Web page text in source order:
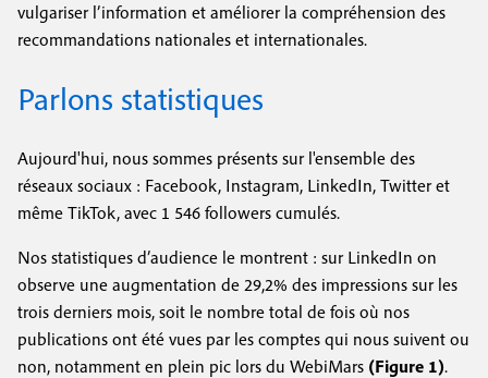
vulgariser l’information et améliorer la compréhension des
recommandations nationales et internationales.
Parlons statistiques
Aujourd'hui, nous sommes présents sur l'ensemble des
réseaux sociaux : Facebook, Instagram, LinkedIn, Twitter et
même TikTok, avec 1 546 followers cumulés.
Nos statistiques d’audience le montrent : sur LinkedIn on
observe une augmentation de 29,2% des impressions sur les
trois derniers mois, soit le nombre total de fois où nos
publications ont été vues par les comptes qui nous suivent ou
non, notamment en plein pic lors du WebiMars (Figure 1).